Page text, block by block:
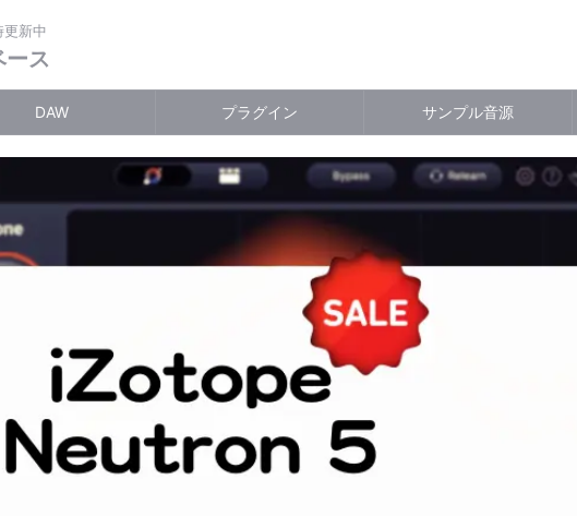
新中
ス
DAW プラグイン サンプル音源